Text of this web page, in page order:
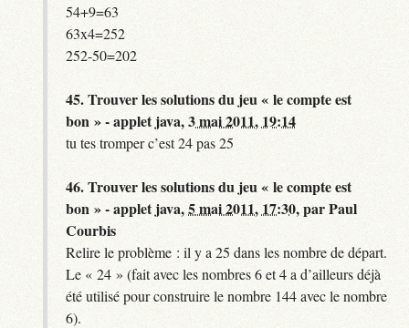
54+9=63
63x4=252
252-50=202
45.Trouver les solutions du jeu « le compte est
bon » - applet java,3 mai 2011, 19:14
tu tes tromper c’est 24 pas 25
46.Trouver les solutions du jeu « le compte est
bon » - applet java,5 mai 2011, 17:30,parPaul
Courbis
Relire le problème : il y a 25 dans les nombre de départ.
Le « 24 » (fait avec les nombres 6 et 4 a d’ailleurs déjà
été utilisé pour construire le nombre 144 avec le nombre
6).